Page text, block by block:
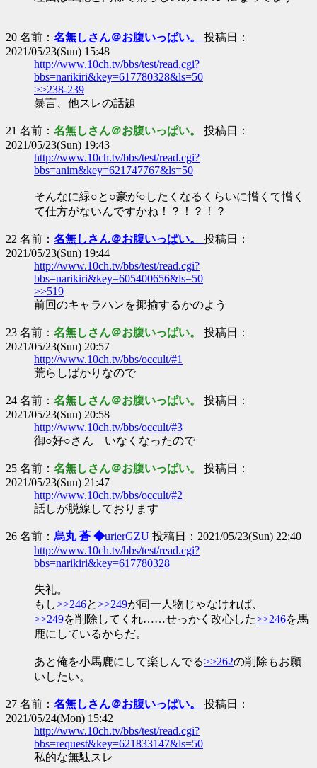
20 名前： 名無しさん＠お腹いっぱい。 投稿日：
2021/05/23(Sun) 15:48
http://www.10ch.tv/bbs/test/read.cgi?
bbs=narikiri&key=617780328&ls=50
>>238-239
暴言、他スレの話題
21 名前： 名無しさん＠お腹いっぱい。 投稿日：
2021/05/23(Sun) 19:43
http://www.10ch.tv/bbs/test/read.cgi?
bbs=anim&key=621747767&ls=50
そんなに緑○と○豪が○したくなるくらいに憎くて憎く
て仕方がないんですかね！？！？！？
22 名前： 名無しさん＠お腹いっぱい。 投稿日：
2021/05/23(Sun) 19:44
http://www.10ch.tv/bbs/test/read.cgi?
bbs=narikiri&key=605400656&ls=50
>>519
前回のキャラハンを揶揄するかのよう
23 名前： 名無しさん＠お腹いっぱい。 投稿日：
2021/05/23(Sun) 20:57
http://www.10ch.tv/bbs/occult/#1
荒らしばかりなので
24 名前： 名無しさん＠お腹いっぱい。 投稿日：
2021/05/23(Sun) 20:58
http://www.10ch.tv/bbs/occult/#3
御○好○さん いなくなったので
25 名前： 名無しさん＠お腹いっぱい。 投稿日：
2021/05/23(Sun) 21:47
http://www.10ch.tv/bbs/occult/#2
話しが脱線しております
26 名前： 烏丸 蒼 ◆urierGZU 投稿日：2021/05/23(Sun) 22:40
http://www.10ch.tv/bbs/test/read.cgi?
bbs=narikiri&key=617780328
失礼。
もし>>246と>>249が同一人物じゃなければ、
>>249を削除してくれ……せっかく改心した>>246を馬
鹿にしているからだ。
あと俺を小馬鹿にして楽しんでる>>262の削除もお願
いしたい。
27 名前： 名無しさん＠お腹いっぱい。 投稿日：
2021/05/24(Mon) 15:42
http://www.10ch.tv/bbs/test/read.cgi?
bbs=request&key=621833147&ls=50
私的な無駄スレ